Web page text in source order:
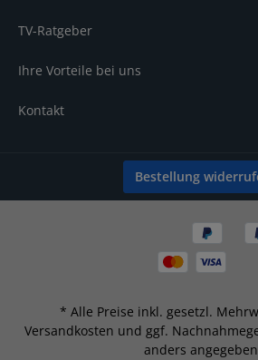
TV-Ratgeber
Ihre Vorteile bei uns
Kontakt
Bestellung
* Alle Preise inkl. gesetzl.
Versandkosten und ggf.
anders